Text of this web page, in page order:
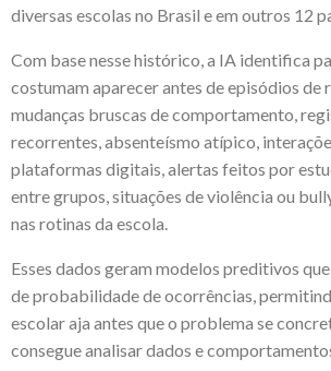
diversas escolas no Brasil e em outros 12
Com base nesse histórico, a IA identifica
costumam aparecer antes de episódios de
mudanças bruscas de comportamento,
recorrentes, absenteísmo atípico,
plataformas digitais, alertas feitos por
entre grupos, situações de violência ou
nas rotinas da escola.
Esses dados geram modelos preditivos
de probabilidade de ocorrências,
escolar aja antes que o problema se
consegue analisar dados e